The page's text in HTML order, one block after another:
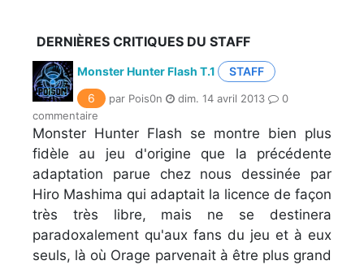
DERNIÈRES CRITIQUES DU STAFF
Monster Hunter Flash T.1
STAFF
6
par Pois0n dim. 14 avril 2013
0
commentaire
Monster Hunter Flash se montre bien plus
fidèle au jeu d'origine que la précédente
adaptation parue chez nous dessinée par
Hiro Mashima qui adaptait la licence de façon
très très libre, mais ne se destinera
paradoxalement qu'aux fans du jeu et à eux
seuls, là où Orage parvenait à être plus grand